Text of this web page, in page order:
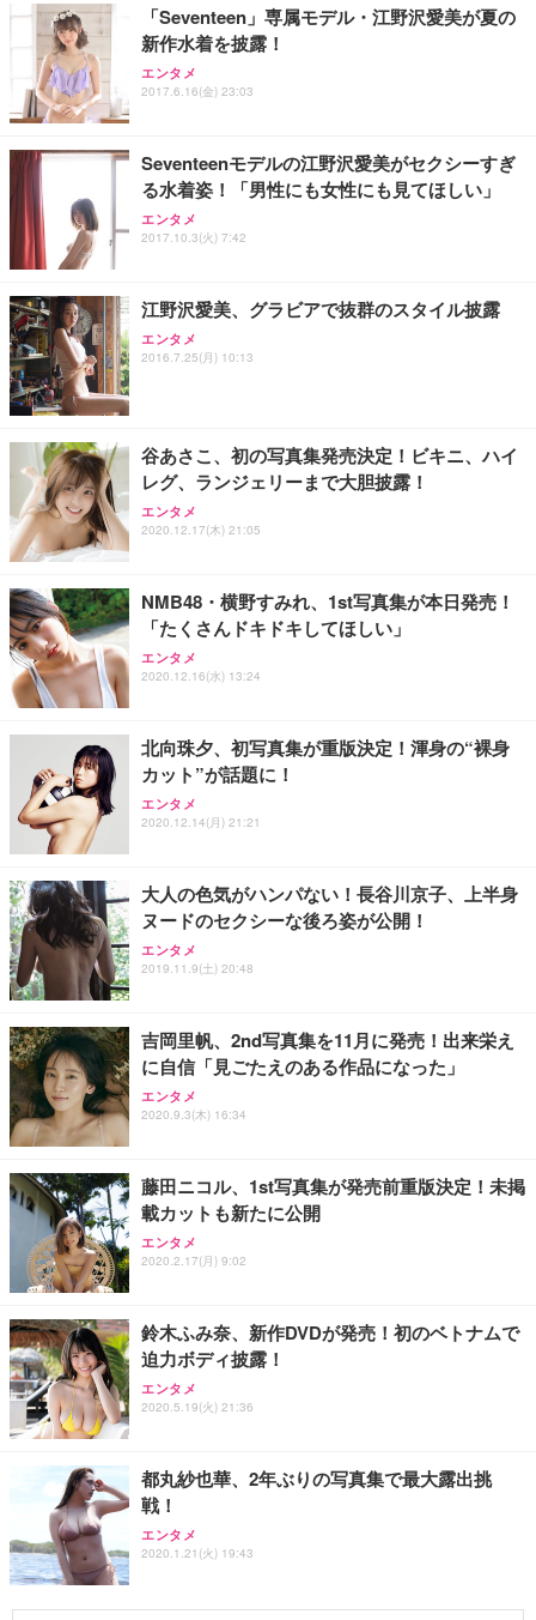
務用 おしゃれ パソコンチェア (ブラック)
Sezlife オフィスチェア デスクチェア 疲れない テレ
ワーク チェア 強化バックレスト 30度ロッキング機
能 人間工学 椅子 腰サポート 90度跳ね上げ式アーム
務用 おしゃれ パソコンチェア (ホワイト)
ANDWINT オフィスチェア デスクチェア 肘なし メ
ッシュ 通気性 ランバーサポート付き 腰サポート ガ
ス圧無段階昇降 360度回転 キャスター付き コンパク
【整備済み品】Dell E2724HS 27インチ 液晶モニタ
ー フルHD（1920×1080）VA 非光沢 HDMI/DisplayP
ort/VGA スピーカー内蔵 高さ調整 スイベル VESA対
【MiniLED/24.5inch/280Hz/FHD】GRAPHT THE S
HOOTER Gaming Monitor 24” Essential ゲーミン
グモニター QD 24.5インチ 1ms FHD 量子ドット 残
Smart Basic(スマートベーシック) 【Amazon.co.jp
限定】 Smart Basic アイリスオーヤマ ペットシーツ
超厚型 お徳用 ワイド 100枚入 (x 1) (ケース販売)
アイリスオーヤマ ペットシーツ 超厚型 お徳用 レギ
ュラー 200枚入【Amazon.co.jp限定】
「Seventeen」専属モデル・江野沢愛美が夏の
新作水着を披露！
エンタメ
2017.6.16(金) 23:03
Seventeenモデルの江野沢愛美がセクシーすぎ
る水着姿！「男性にも女性にも見てほしい」
エンタメ
2017.10.3(火) 7:42
江野沢愛美、グラビアで抜群のスタイル披露
エンタメ
2016.7.25(月) 10:13
谷あさこ、初の写真集発売決定！ビキニ、ハイ
レグ、ランジェリーまで大胆披露！
エンタメ
2020.12.17(木) 21:05
NMB48・横野すみれ、1st写真集が本日発売！
「たくさんドキドキしてほしい」
エンタメ
2020.12.16(水) 13:24
北向珠夕、初写真集が重版決定！渾身の“裸身
カット”が話題に！
エンタメ
2020.12.14(月) 21:21
大人の色気がハンパない！長谷川京子、上半身
ヌードのセクシーな後ろ姿が公開！
エンタメ
2019.11.9(土) 20:48
吉岡里帆、2nd写真集を11月に発売！出来栄え
に自信「見ごたえのある作品になった」
エンタメ
2020.9.3(木) 16:34
藤田ニコル、1st写真集が発売前重版決定！未掲
載カットも新たに公開
エンタメ
2020.2.17(月) 9:02
鈴木ふみ奈、新作DVDが発売！初のベトナムで
迫力ボディ披露！
エンタメ
2020.5.19(火) 21:36
都丸紗也華、2年ぶりの写真集で最大露出挑
戦！
エンタメ
2020.1.21(火) 19:43